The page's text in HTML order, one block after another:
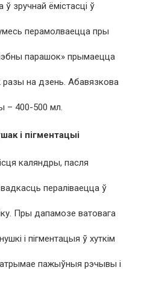
зручнай ёмістасці ў
перамолваецца пры
парашок» прымаецца
на дзень. Абавязкова
– 400-500 мл.
і пігментацыі
каляндры, пасля
пераліваецца ў
Пры дапамозе ватовага
і пігментацыя ў хуткім
пажыўныя рэчывы і